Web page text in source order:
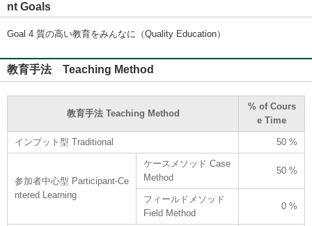
nt Goals
Goal 4 質の高い教育をみんなに（Quality Education）
教育手法 Teaching Method
教育手法 Teaching Method
% of Cours
e Time
インプット型 Traditional 50 %
参加者中心型 Participant-Ce
ntered Learning
ケースメソッド Case
Method
50 %
フィールドメソッド
Field Method
0 %